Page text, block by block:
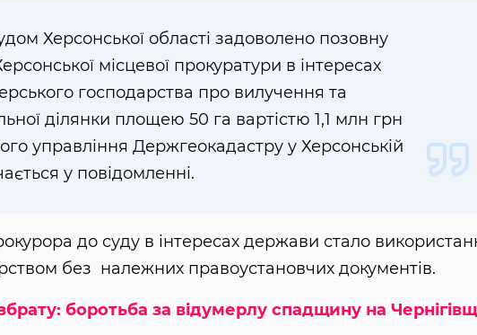
Херсонської області задоволено позовну
місцевої прокуратури в інтересах
господарства про вилучення та
ділянки площею 50 га вартістю 1,1 млн грн
управління Держгеокадастру у Херсонській
у повідомленні.
до суду в інтересах держави стало
без належних правоустановчих документів.
боротьба за відумерлу спадщину на